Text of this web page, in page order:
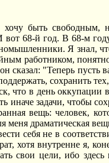
хочу быть свободным,
68-й год. В 68-м
Я знал,
работником,
сказал: "Теперь
сохранить
что в день
задачи, чтобы
вещь: человек,
меня драматическая
себя не в
хотя внутренне я,
свои цели, ибо здесь